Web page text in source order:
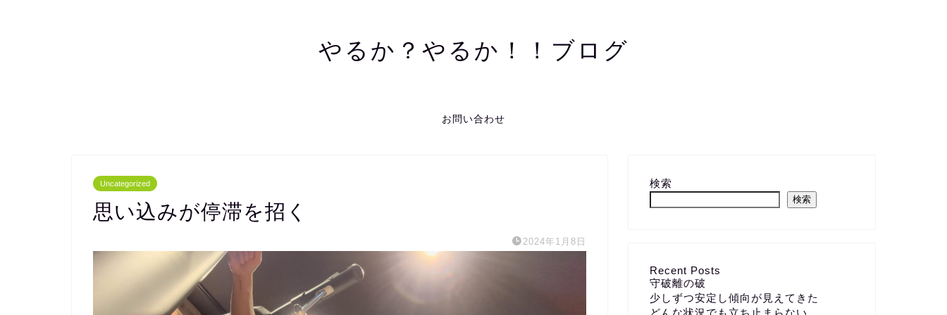
やるか？やるか！！ブログ
お問い合わせ
Uncategorized
思い込みが停滞を招く
2024年1月8日
検索
検索
Recent Posts
守破離の破
少しずつ安定し傾向が見えてきた
どんな状況でも立ち止まらない